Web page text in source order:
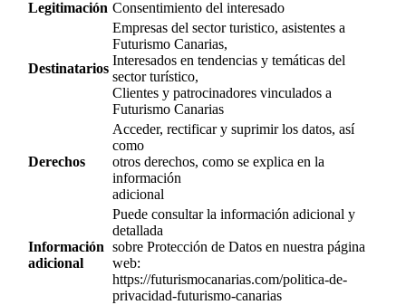
Legitimación Consentimiento del interesado
Destinatarios
Empresas del sector turistico, asistentes a
Futurismo Canarias,
Interesados en tendencias y temáticas del
sector turístico,
Clientes y patrocinadores vinculados a
Futurismo Canarias
Derechos
Acceder, rectificar y suprimir los datos, así
como
otros derechos, como se explica en la
información
adicional
Información
adicional
Puede consultar la información adicional y
detallada
sobre Protección de Datos en nuestra página
web:
https://futurismocanarias.com/politica-de-
privacidad-futurismo-canarias